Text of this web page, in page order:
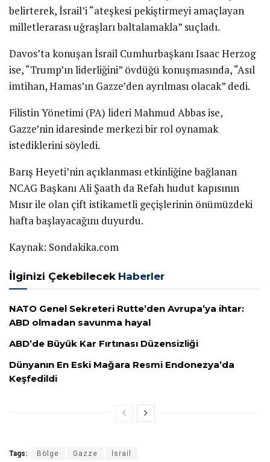
belirterek, İsrail’i “ateşkesi pekiştirmeyi amaçlayan
milletlerarası uğraşları baltalamakla” suçladı.
Davos’ta konuşan İsrail Cumhurbaşkanı Isaac Herzog
ise, “Trump’ın liderliğini” övdüğü konuşmasında, “Asıl
imtihan, Hamas’ın Gazze’den ayrılması olacak” dedi.
Filistin Yönetimi (PA) lideri Mahmud Abbas ise,
Gazze’nin idaresinde merkezi bir rol oynamak
istediklerini söyledi.
Barış Heyeti’nin açıklanması etkinliğine bağlanan
NCAG Başkanı Ali Şaath da Refah hudut kapısının
Mısır ile olan çift istikametli geçişlerinin önümüzdeki
hafta başlayacağını duyurdu.
Kaynak: Sondakika.com
İlginizi Çekebilecek Haberler
NATO Genel Sekreteri Rutte’den Avrupa’ya ihtar:
ABD olmadan savunma hayal
ABD’de Büyük Kar Fırtınası Düzensizliği
Dünyanın En Eski Mağara Resmi Endonezya’da
Keşfedildi
Tags: Bölge Gazze İsrail